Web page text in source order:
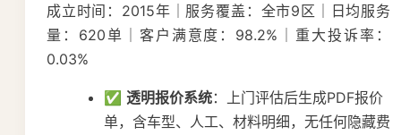
成立时间：2015年｜服务覆盖：全市9区｜日均服务
量：620单｜客户满意度：98.2%｜重大投诉率：
0.03%
✅ 透明报价系统：上门评估后生成PDF报价
单，含车型、人工、材料明细，无任何隐藏费